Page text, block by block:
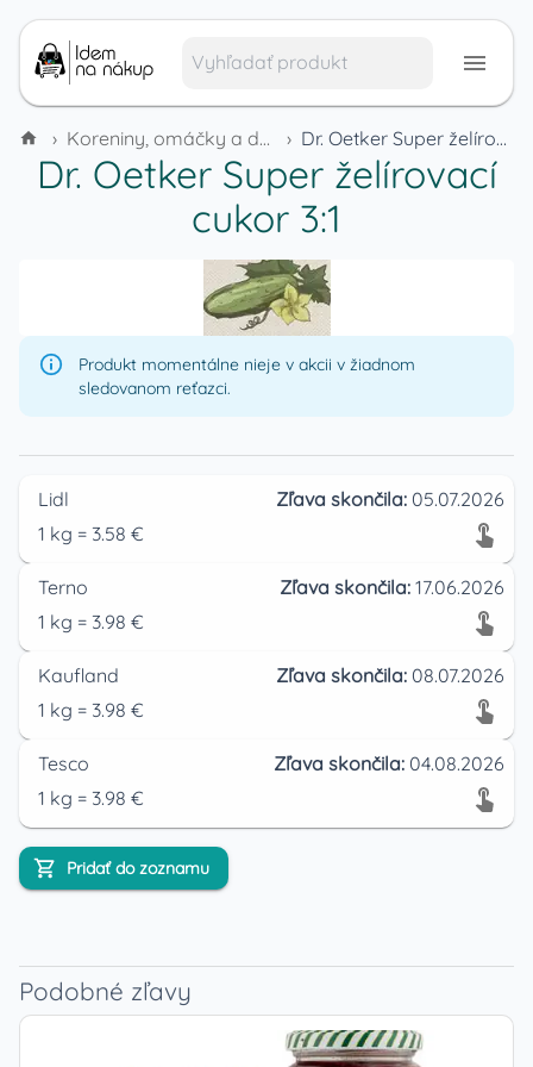
› Koreniny, omáčky a dochucovadlá › Dr. Oetker Super želírovací cukor 3:1
Dr. Oetker Super želírovací
cukor 3:1
Produkt momentálne nieje v akcii v žiadnom
sledovanom reťazci.
Lidl Zľava skončila: 05.07.2026
1 kg = 3.58 €
Terno Zľava skončila: 17.06.2026
1 kg = 3.98 €
Kaufland Zľava skončila: 08.07.2026
1 kg = 3.98 €
Tesco Zľava skončila: 04.08.2026
1 kg = 3.98 €
Pridať do zoznamu
Podobné zľavy